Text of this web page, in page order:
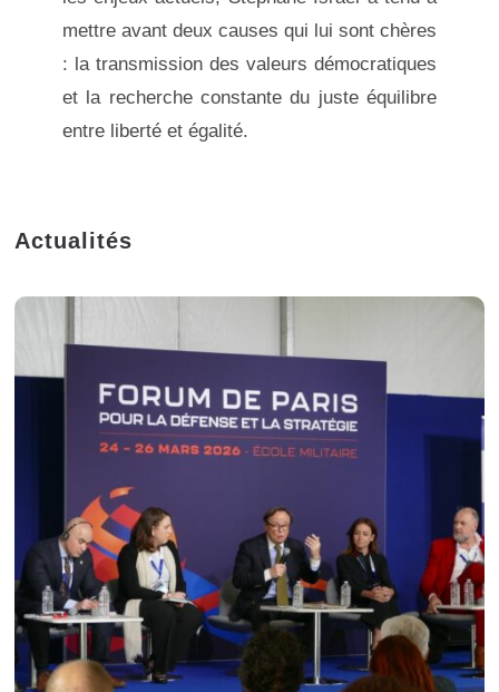
mettre avant deux causes qui lui sont chères
: la transmission des valeurs démocratiques
et la recherche constante du juste équilibre
entre liberté et égalité.
Actualités